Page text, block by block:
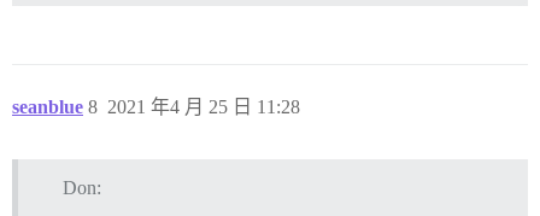
seanblue 2021 年4 月 25 日 11:28
8
Don: